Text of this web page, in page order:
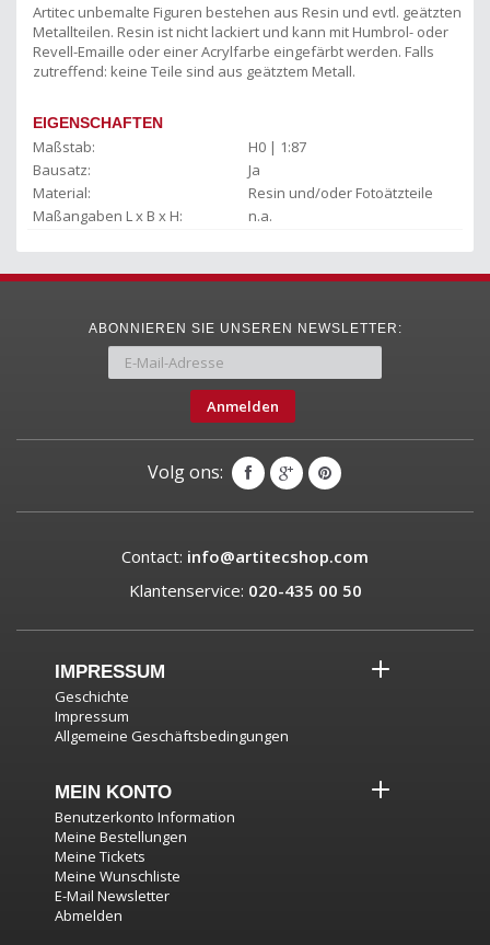
Artitec unbemalte Figuren bestehen aus Resin und evtl. geätzten
Metallteilen. Resin ist nicht lackiert und kann mit Humbrol- oder
Revell-Emaille oder einer Acrylfarbe eingefärbt werden. Falls
zutreffend: keine Teile sind aus geätztem Metall.
EIGENSCHAFTEN
Maßstab:
H0 | 1:87
Bausatz:
Ja
Material:
Resin und/oder Fotoätzteile
Maßangaben L x B x H:
n.a.
ABONNIEREN SIE UNSEREN NEWSLETTER:
Anmelden
Volg ons:
Contact: info@artitecshop.com
Klantenservice: 020-435 00 50
IMPRESSUM
Geschichte
Impressum
Allgemeine Geschäftsbedingungen
MEIN KONTO
Benutzerkonto Information
Meine Bestellungen
Meine Tickets
Meine Wunschliste
E-Mail Newsletter
Abmelden